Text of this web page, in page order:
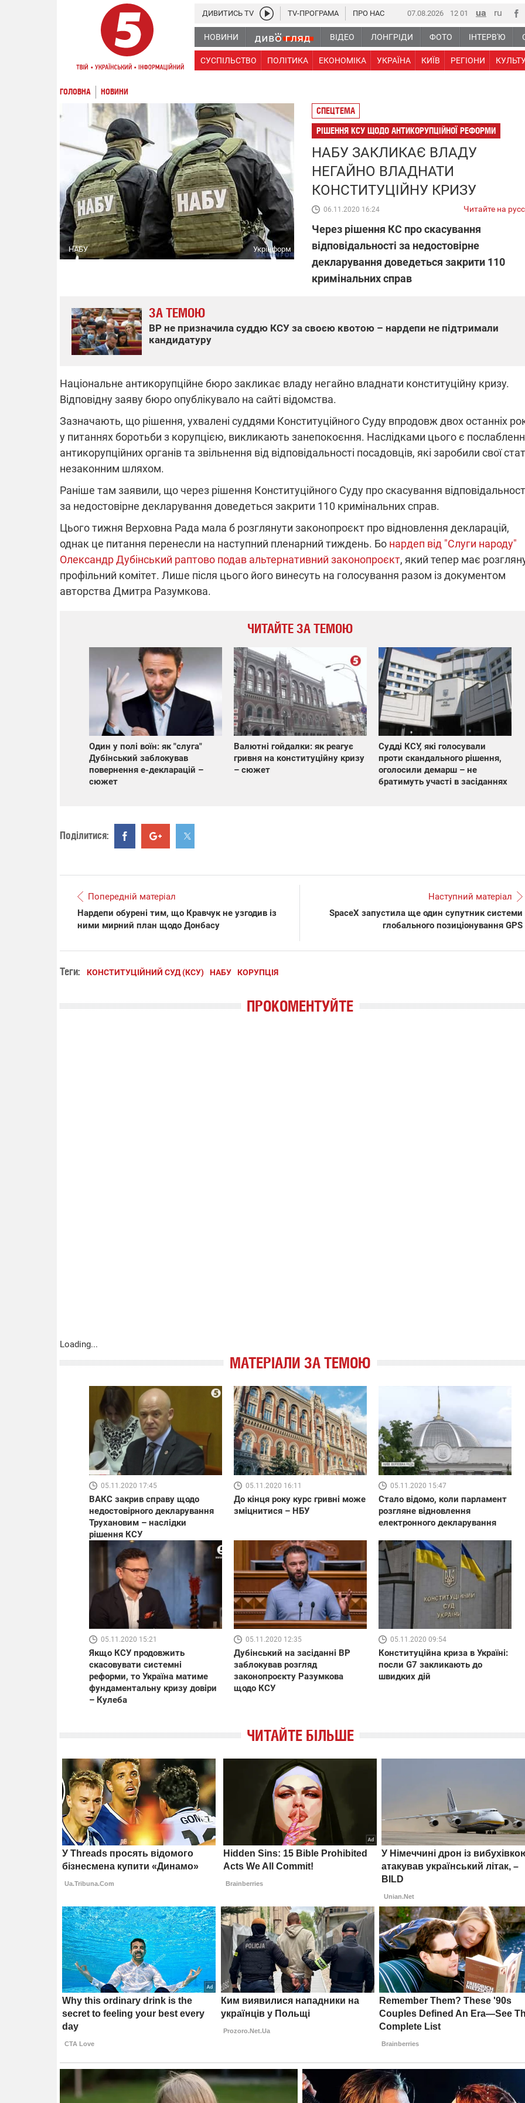
07.08.2026 12 01
НОВИНИ ВІДЕО ЛОНГРІДИ ФОТО ІНТЕРВ'Ю
СУСПІЛЬСТВО ПОЛІТИКА ЕКОНОМІКА УКРАЇНА КИЇВ РЕГІОНИ
ДИВИТИСЬ TV TV-ПРОГРАМА ПРО НАС
ГОЛОВНА НОВИНИ
НАБУ Укрінформ
СПЕЦТЕМА
РІШЕННЯ КСУ ЩОДО АНТИКОРУПЦІЙНОЇ РЕФОРМИ
НАБУ ЗАКЛИКАЄ ВЛАДУ
НЕГАЙНО ВЛАДНАТИ
КОНСТИТУЦІЙНУ КРИЗУ
06.11.2020 16:24 Читайте на
Через рішення КС про скасування
відповідальності за недостовірне
декларування доведеться закрити 110
кримінальних справ
ЗА ТЕМОЮ
ВР не призначила суддю КСУ за своєю квотою – нардепи не підтримали
кандидатуру
Національне антикорупційне бюро закликає владу негайно владнати конституційну кризу.
Відповідну заяву бюро опублікувало на сайті відомства.
Зазначають, що рішення, ухвалені суддями Конституційного Суду впродовж двох останніх
у питаннях боротьби з корупцією, викликають занепокоєння. Наслідками цього є
антикорупційних органів та звільнення від відповідальності посадовців, які заробили свої
незаконним шляхом.
Раніше там заявили, що через рішення Конституційного Суду про скасування
за недостовірне декларування доведеться закрити 110 кримінальних справ.
Цього тижня Верховна Рада мала б розглянути законопроєкт про відновлення декларацій,
однак це питання перенесли на наступний пленарний тиждень. Бо нардеп від "Слуги народу"
Олександр Дубінський раптово подав альтернативний законопроєкт, який тепер має
профільний комітет. Лише після цього його винесуть на голосування разом із документом
авторства Дмитра Разумкова.
ЧИТАЙТЕ ЗА ТЕМОЮ
Один у полі воїн: як "слуга"
Дубінський заблокував
повернення e-декларацій –
сюжет
Валютні гойдалки: як реагує
гривня на конституційну кризу
– сюжет
Судді КСУ, які голосували
проти скандального рішення,
оголосили демарш – не
братимуть участі в засіданнях
Поділитися:
Попередній матеріал
Нардепи обурені тим, що Кравчук не узгодив із
ними мирний план щодо Донбасу
Наступний матеріал
SpaceX запустила ще один супутник системи
глобального позиціонування GPS
Теги: КОНСТИТУЦІЙНИЙ СУД (КСУ) НАБУ КОРУПЦІЯ
ПРОКОМЕНТУЙТЕ
Loading...
МАТЕРІАЛИ ЗА ТЕМОЮ
05.11.2020 17:45
ВАКС закрив справу щодо
недостовірного декларування
Трухановим – наслідки
рішення КСУ
05.11.2020 16:11
До кінця року курс гривні може
зміцнитися – НБУ
05.11.2020 15:47
Стало відомо, коли парламент
розгляне відновлення
електронного декларування
05.11.2020 15:21
Якщо КСУ продовжить
скасовувати системні
реформи, то Україна матиме
фундаментальну кризу довіри
– Кулеба
05.11.2020 12:35
Дубінський на засіданні ВР
заблокував розгляд
законопроєкту Разумкова
щодо КСУ
05.11.2020 09:54
Конституційна криза в Україні:
посли G7 закликають до
швидких дій
ЧИТАЙТЕ БІЛЬШЕ
Частина споживачів у чотирьох
спеку у серпні, можуть повернутися
графіки відключень – подробиці
Чернишова зняли електронний
Підтримай
"Машинерію війни" та
виграй легендарний
Dodge Challenger
14.11.2025 17:15
"Око та щит": дрони,
РЕБ і пікапи – триває
збір коштів на потреби
Працюють на
передовій:
підтримайте
військкорів "5 каналу",
які знімають на
найгарячіших
напрямках фронту
04.12.2025 12:37
"Відправте
Вернадського на